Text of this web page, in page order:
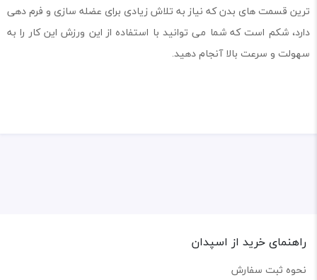
ترین قسمت های بدن که نیاز به تلاش زیادی برای عضله سازی و فرم دهی
دارد، شکم است که شما می توانید با استفاده از این ورزش این کار را به
سهولت و سرعت بالا آنجام دهید.
راهنمای خرید از اسپدان
نحوه ثبت سفارش